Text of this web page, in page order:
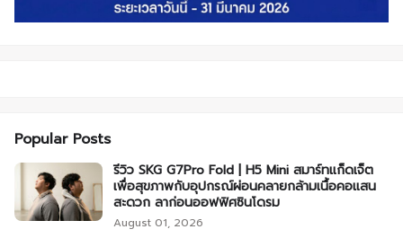
Popular Posts
รีวิว SKG G7Pro Fold | H5 Mini สมาร์ทแก็ดเจ็ต
เพื่อสุขภาพกับอุปกรณ์ผ่อนคลายกล้ามเนื้อคอแสน
สะดวก ลาก่อนออฟฟิศซินโดรม
August 01, 2026